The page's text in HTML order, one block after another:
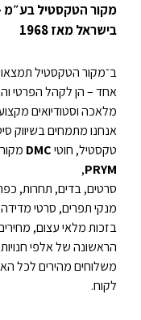
מקור הטקסטיל בע״מ
בישראל מאז 1968
ב־מקור הטקסטיל
אחד – הן לקהל הפרטי
מלאכה וסטודיואים
אנחנו מתמחים בשיווק
טקסטיל, חוטיDMC
PRYM
,
סרטים, בדים, תחרות,
מנקי תפרים, סרטי מדידה
בזכות מלאי עצום,
הראשונה של אלפי
משלוחים מהירים לכל
לקוח.